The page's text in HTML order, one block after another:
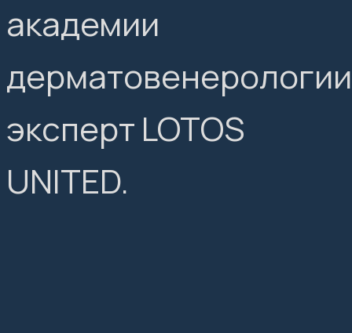
академии
эксперт LOTOS
UNITED.